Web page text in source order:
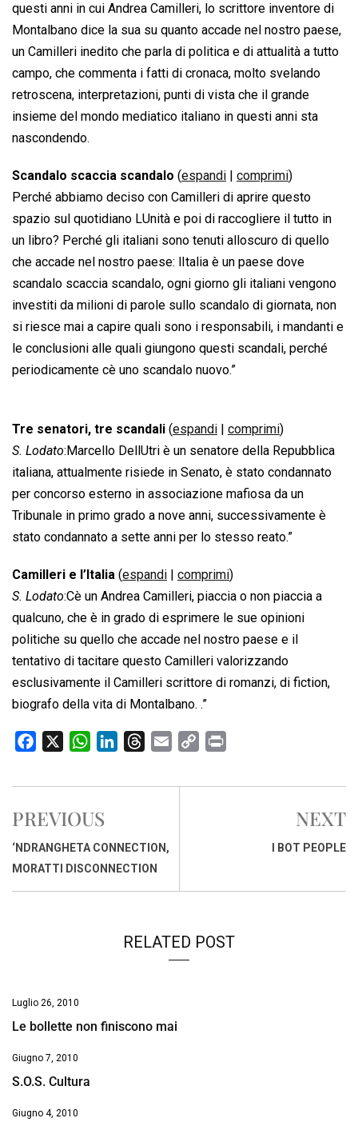
questi anni in cui Andrea Camilleri, lo scrittore inventore di
Montalbano dice la sua su quanto accade nel nostro paese,
un Camilleri inedito che parla di politica e di attualità a tutto
campo, che commenta i fatti di cronaca, molto svelando
retroscena, interpretazioni, punti di vista che il grande
insieme del mondo mediatico italiano in questi anni sta
nascondendo.
Scandalo scaccia scandalo (espandi comprimi)
Perché abbiamo deciso con Camilleri di aprire questo
spazio sul quotidiano LUnità e poi di raccogliere il tutto in
un libro? Perché gli italiani sono tenuti alloscuro di quello
che accade nel nostro paese: lItalia è un paese dove
scandalo scaccia scandalo, ogni giorno gli italiani vengono
investiti da milioni di parole sullo scandalo di giornata, non
si riesce mai a capire quali sono i responsabili, i mandanti e
le conclusioni alle quali giungono questi scandali, perché
periodicamente cè uno scandalo nuovo.”
Tre senatori, tre scandali (espandi comprimi)
S. Lodato:Marcello DellUtri è un senatore della Repubblica
italiana, attualmente risiede in Senato, è stato condannato
per concorso esterno in associazione mafiosa da un
Tribunale in primo grado a nove anni, successivamente è
stato condannato a sette anni per lo stesso reato.”
Camilleri e l’Italia (espandi comprimi)
S. Lodato:Cè un Andrea Camilleri, piaccia o non piaccia a
qualcuno, che è in grado di esprimere le sue opinioni
politiche su quello che accade nel nostro paese e il
tentativo di tacitare questo Camilleri valorizzando
esclusivamente il Camilleri scrittore di romanzi, di fiction,
biografo della vita di Montalbano. .”
c
b
o
o
W
a
s
A
p
n
d
I
r
d
s
a
p
i
PREVIOUS
‘NDRANGHETA CONNECTION,
MORATTI DISCONNECTION
NEXT
I BOT PEOPLE
RELATED POST
Luglio 26, 2010
Le bollette non finiscono mai
Giugno 7, 2010
S.O.S. Cultura
Giugno 4, 2010